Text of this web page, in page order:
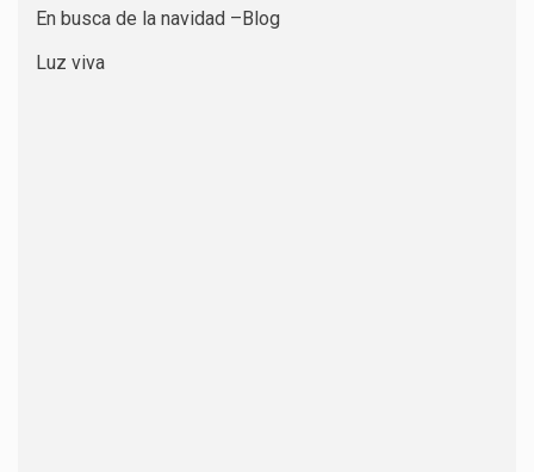
En busca de la navidad –Blog
Luz viva